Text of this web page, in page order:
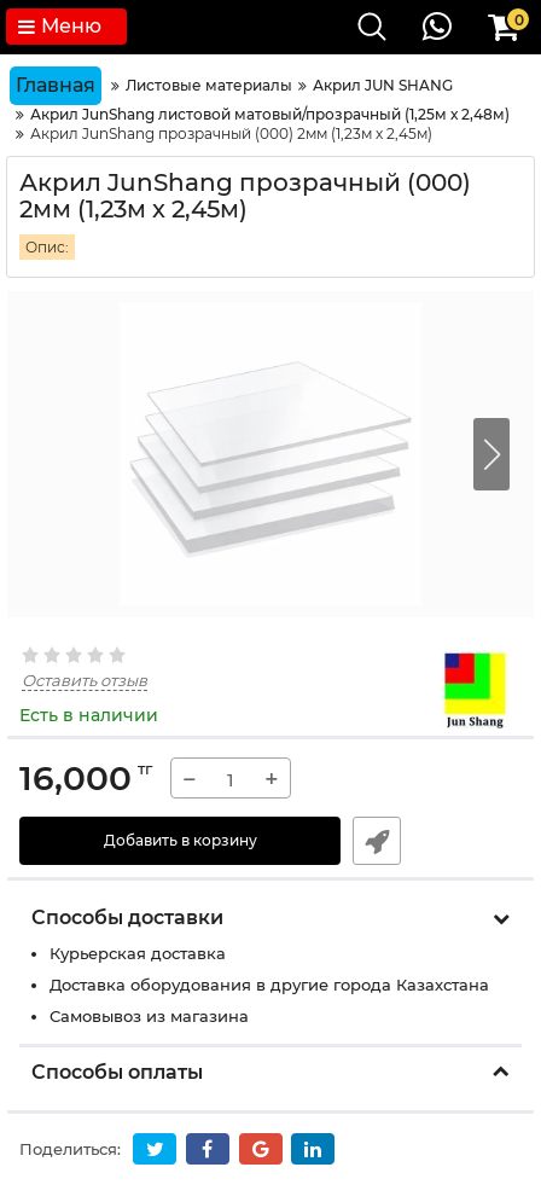
Меню 0
Главная Листовые материалы
Акрил JUN SHANG
Акрил JunShang листовой матовый/прозрачный (1,25м х 2,48м)
Акрил JunShang прозрачный (000) 2мм (1,23м х 2,45м)
Акрил JunShang прозрачный (000)
2мм (1,23м х 2,45м)
Опис:
Оставить отзыв
Есть в наличии
16,000 тг − +
Добавить в корзину
Способы доставки
Курьерская доставка
Доставка оборудования в другие города Казахстана
Самовывоз из магазина
Способы оплаты
Поделиться: